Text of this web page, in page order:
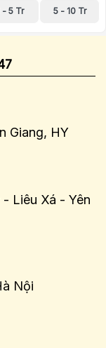
- 5 Tr 5 - 10 Tr
Giang, HY
Liêu Xá - Yên
Nội